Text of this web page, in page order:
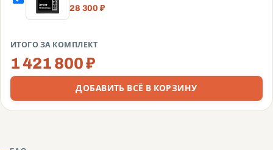
SDXC UHS-I
BNNNG)
28 300 ₽
ИТОГО ЗА КОМПЛЕКТ
1 421 800 ₽
ДОБАВИТЬ ВСЁ В КОРЗИНУ